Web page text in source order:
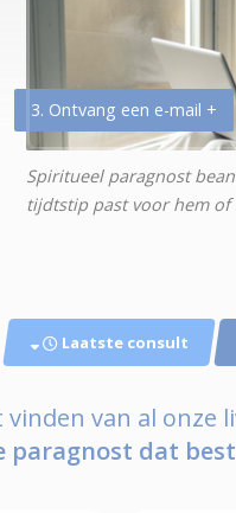
3. Ontvang een e-mail +
Spiritueel paragnost
tijdtstip past voor hem of
Laatste consult
van al onze
paragnost dat